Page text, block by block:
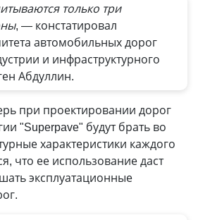
только три
, — констатировал
автомобильных дорог
и инфраструктурного
Абдуллин.
при проектировании дорог
"Superpave" будут брать во
характеристики каждого
что ее использование даст
эксплуатационные